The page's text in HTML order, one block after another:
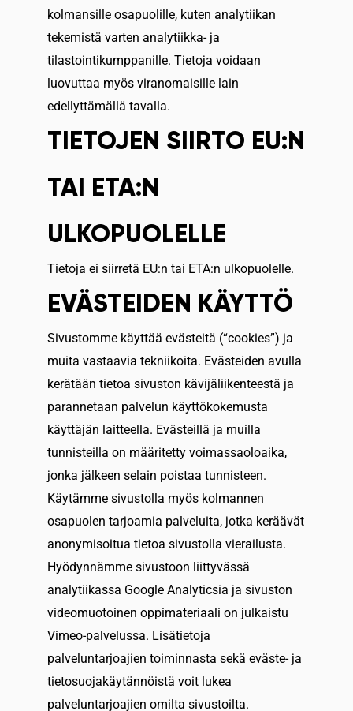
kolmansille osapuolille, kuten analytiikan
tekemistä varten analytiikka- ja
tilastointikumppanille. Tietoja voidaan
luovuttaa myös viranomaisille lain
edellyttämällä tavalla.
TIETOJEN SIIRTO EU:N
TAI ETA:N
ULKOPUOLELLE
Tietoja ei siirretä EU:n tai ETA:n ulkopuolelle.
EVÄSTEIDEN KÄYTTÖ
Sivustomme käyttää evästeitä (“cookies”) ja
muita vastaavia tekniikoita. Evästeiden avulla
kerätään tietoa sivuston kävijäliikenteestä ja
parannetaan palvelun käyttökokemusta
käyttäjän laitteella. Evästeillä ja muilla
tunnisteilla on määritetty voimassaoloaika,
jonka jälkeen selain poistaa tunnisteen.
Käytämme sivustolla myös kolmannen
osapuolen tarjoamia palveluita, jotka keräävät
anonymisoitua tietoa sivustolla vierailusta.
Hyödynnämme sivustoon liittyvässä
analytiikassa Google Analyticsia ja sivuston
videomuotoinen oppimateriaali on julkaistu
Vimeo-palvelussa. Lisätietoja
palveluntarjoajien toiminnasta sekä eväste- ja
tietosuojakäytännöistä voit lukea
palveluntarjoajien omilta sivustoilta.